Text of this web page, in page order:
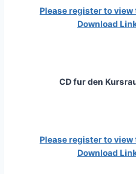
Please register to view
Download
CD fur den
Please register to view
Download